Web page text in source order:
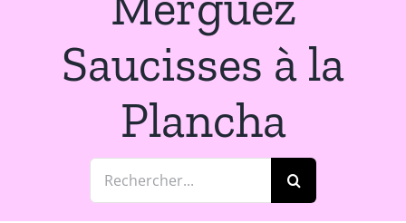
Saucisses à la
Plancha
Rechercher: